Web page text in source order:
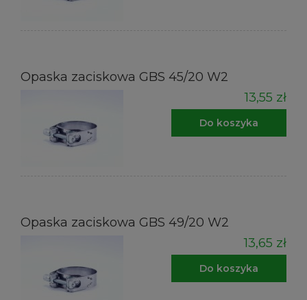
Opaska zaciskowa GBS 45/20 W2
13,55 zł
Do koszyka
Opaska zaciskowa GBS 49/20 W2
13,65 zł
Do koszyka